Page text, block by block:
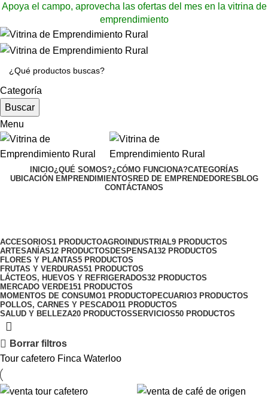
Apoya el campo, aprovecha las ofertas del mes en la vitrina de
emprendimiento
Categoría
Buscar
Menu
INICIO¿QUÉ SOMOS?¿CÓMO FUNCIONA?CATEGORÍAS
UBICACIÓN EMPRENDIMIENTOSRED DE EMPRENDEDORESBLOG
CONTÁCTANOS
ACCESORIOS1 PRODUCTOAGROINDUSTRIAL9 PRODUCTOS
ARTESANÍAS12 PRODUCTOSDESPENSA132 PRODUCTOS
FLORES Y PLANTAS5 PRODUCTOS
FRUTAS Y VERDURAS51 PRODUCTOS
LÁCTEOS, HUEVOS Y REFRIGERADOS32 PRODUCTOS
MERCADO VERDE151 PRODUCTOS
MOMENTOS DE CONSUMO1 PRODUCTOPECUARIO3 PRODUCTOS
POLLOS, CARNES Y PESCADO11 PRODUCTOS
SALUD Y BELLEZA20 PRODUCTOSSERVICIOS50 PRODUCTOS
Borrar filtros
Tour cafetero Finca Waterloo